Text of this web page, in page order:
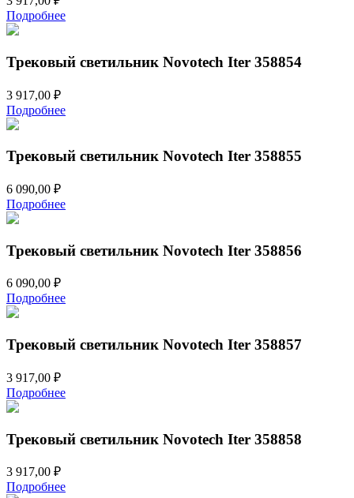
Подробнее
Трековый светильник Novotech Iter 358854
3 917,00 ₽
Подробнее
Трековый светильник Novotech Iter 358855
6 090,00 ₽
Подробнее
Трековый светильник Novotech Iter 358856
6 090,00 ₽
Подробнее
Трековый светильник Novotech Iter 358857
3 917,00 ₽
Подробнее
Трековый светильник Novotech Iter 358858
3 917,00 ₽
Подробнее